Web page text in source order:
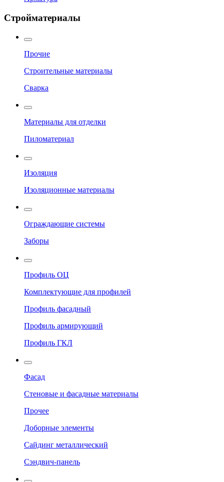
Стройматериалы
Прочие
Строительные материалы
Сварка
Материалы для отделки
Пиломатериал
Изоляция
Изоляционные материалы
Ограждающие системы
Заборы
Профиль ОЦ
Комплектующие для профилей
Профиль фасадный
Профиль армирующий
Профиль ГКЛ
Фасад
Стеновые и фасадные материалы
Прочее
Доборные элементы
Сайдинг металлический
Сэндвич-панель